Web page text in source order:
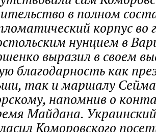
в полном
корпус во
нунцием в
выразил в своем
благодарность как
так и маршалу Сейма
напомнив о
Майдана.
Коморовского